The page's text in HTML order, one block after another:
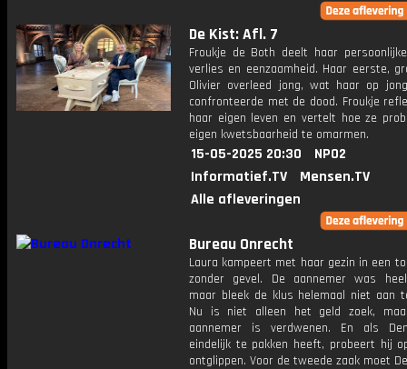
De Kist: Afl. 7
Froukje de Both deelt haar
verlies en eenzaamheid. Haar eerste,
Olivier overleed jong, wat haar op
confronteerde met de dood. Froukje
haar eigen leven en vertelt hoe ze
eigen kwetsbaarheid te omarmen.
15-05-2025 20:30
NPO2
Informatief.TV
Mensen.TV
Alle afleveringen
Bureau Onrecht
Laura kampeert met haar gezin in een
zonder gevel. De aannemer was
maar bleek de klus helemaal niet aan
Nu is niet alleen het geld zoek,
aannemer is verdwenen. En als
eindelijk te pakken heeft, probeert hij
ontglippen. Voor de tweede zaak moet